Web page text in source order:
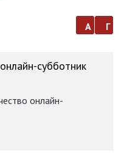
а г
субботник
онлайн-